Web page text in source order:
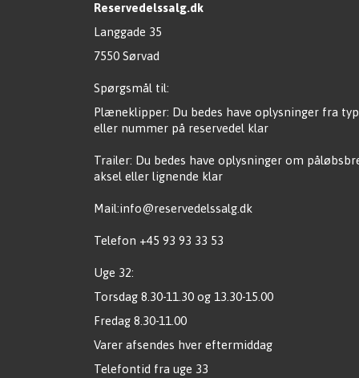
Reservedelssalg.dk
Langgade 35
7550 Sørvad
Spørgsmål til:
Plæneklipper: Du bedes have oplysninger fra
eller nummer på reservedel klar
Trailer: Du bedes have oplysninger om
aksel eller lignende klar
Mail:info@reservedelssalg.dk
Telefon +45 93 93 33 53
Uge 32:
Torsdag 8.30-11.30 og 13.30-15.00
Fredag 8.30-11.00
Varer afsendes hver eftermiddag
Telefontid fra uge 33